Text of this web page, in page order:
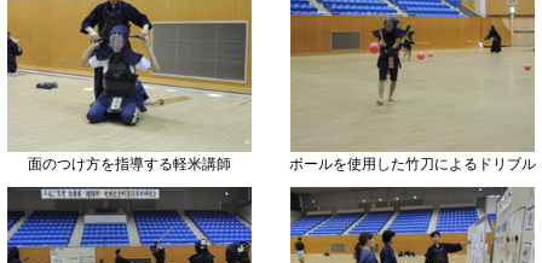
面のつけ方を指導する軽米講師 ボールを使用した竹刀によるドリブル